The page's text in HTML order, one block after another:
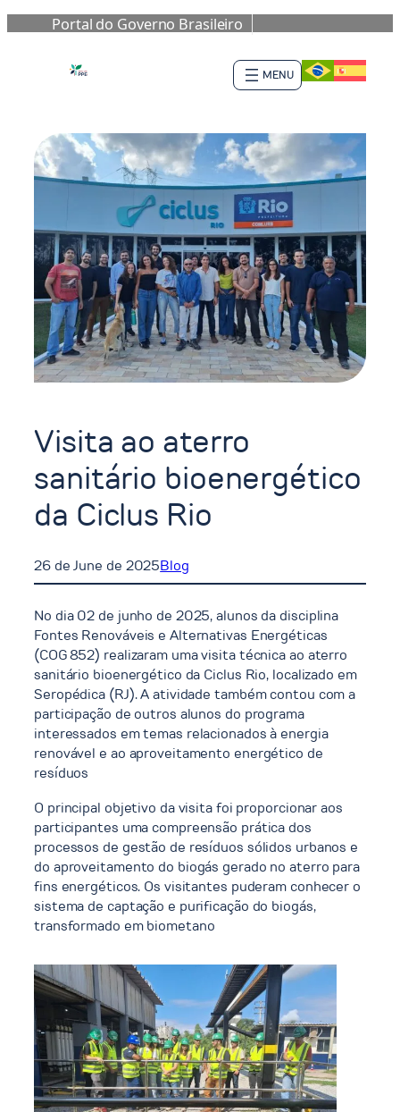
Portal do Governo Brasileiro
to
content
Visita ao aterro
sanitário bioenergético
da Ciclus Rio
26 de June de 2025Blog
No dia 02 de junho de 2025, alunos da disciplina
Fontes Renováveis e Alternativas Energéticas
(COG 852) realizaram uma visita técnica ao aterro
sanitário bioenergético da Ciclus Rio, localizado em
Seropédica (RJ). A atividade também contou com a
participação de outros alunos do programa
interessados em temas relacionados à energia
renovável e ao aproveitamento energético de
resíduos
O principal objetivo da visita foi proporcionar aos
participantes uma compreensão prática dos
processos de gestão de resíduos sólidos urbanos e
do aproveitamento do biogás gerado no aterro para
fins energéticos. Os visitantes puderam conhecer o
sistema de captação e purificação do biogás,
transformado em biometano